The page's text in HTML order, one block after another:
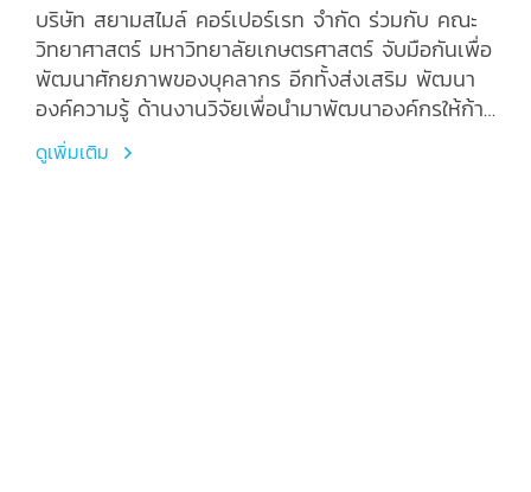
บริษัท สยามสไมล์ คอร์เปอร์เรท จำกัด ร่วมกับ คณะ
วิทยาศาสตร์ มหาวิทยาลัยเกษตรศาสตร์ จับมือกันเพื่อ
พัฒนาศักยภาพของบุคลากร อีกทั้งส่งเสริม พัฒนา
องค์ความรู้ ด้านงานวิจัยเพื่อนำมาพัฒนาองค์กรให้ก้าว
ทันโลก
ดูเพิ่มเติม